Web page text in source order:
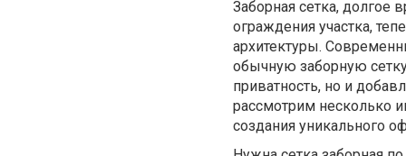
Заборная сетка, долгое
ограждения участка,
архитектуры.
обычную заборную
приватность, но и
рассмотрим несколько
создания уникального